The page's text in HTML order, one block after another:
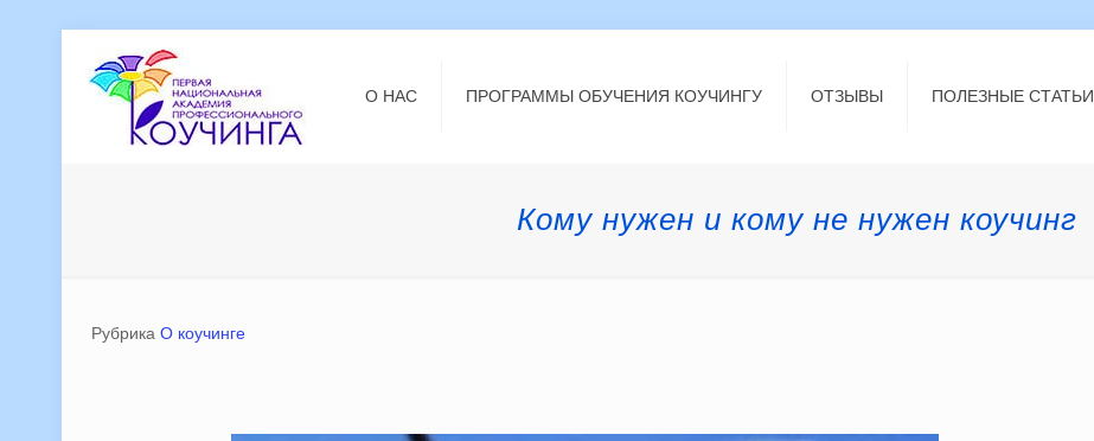
О НАС ПРОГРАММЫ ОБУЧЕНИЯ КОУЧИНГУ ОТЗЫВЫ ПОЛЕЗНЫЕ СТАТЬИ
Кому нужен и кому не нужен коучинг
Рубрика О коучинге